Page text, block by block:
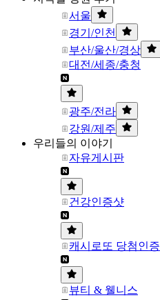
서울
경기/인천
부산/울산/경상
대전/세종/충청
광주/전라
강원/제주
우리들의 이야기
자유게시판
건강인증샷
캐시로또 당첨인증
뷰티 & 웰니스